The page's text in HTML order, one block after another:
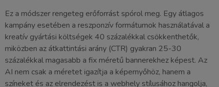
Ez a módszer rengeteg erőforrást spórol meg. Egy átlagos
kampány esetében a reszponzív formátumok használatával a
kreatív gyártási költségek 40 százalékkal csökkenthetők,
miközben az átkattintási arány (CTR) gyakran 25-30
százalékkal magasabb a fix méretű bannerekhez képest. Az
AI nem csak a méretet igazítja a képernyőhöz, hanem a
színeket és az elrendezést is a webhely stílusához hangolja,